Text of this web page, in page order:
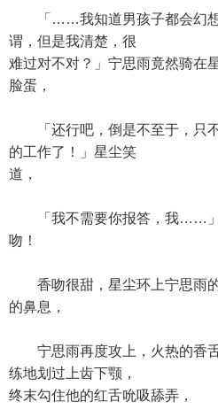
「……我知道男孩子都会幻想
谓，但是我清楚，很
难过对不对？」宁思雨竟然骑在
脸蛋，
「还行吧，倒是不至于，只不
的工作了！」星尘笑
道，
「我不需要你报答，我……」
吻！
香吻很甜，星尘环上宁思雨
的鼻息，
宁思雨再度攻上，火热的香
练地划过上齿下颚，
终末勾住他的红舌吮吸舔弄，